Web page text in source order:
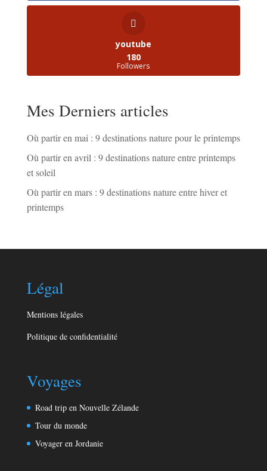
youtube
180
Followers
Mes Derniers articles
Où partir en mai : 9 destinations nature pour le printemps
Où partir en avril : 9 destinations nature entre printemps
et soleil
Où partir en mars : 9 destinations nature entre hiver et
printemps
Légal
Mentions légales
Politique de confidentialité
Voyages
Road trip en Nouvelle Zélande
Tour du monde
Voyager en Jordanie